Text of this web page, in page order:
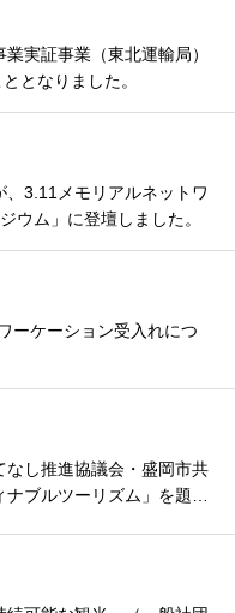
実証事業（東北運輸局）
となりました。
3.11メモリアルネットワ
ウム」に登壇しました。
ーケーション受入れにつ
なし推進協議会・盛岡市共
ブルツーリズム」を題材